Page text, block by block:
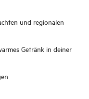
und regionalen
Getränk in deiner